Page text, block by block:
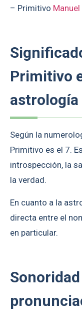
– Primitivo Manuel
Primitivo
astrología
Según la
Primitivo es el 7.
introspección, la
la verdad.
En cuanto a la
directa entre el
en particular.